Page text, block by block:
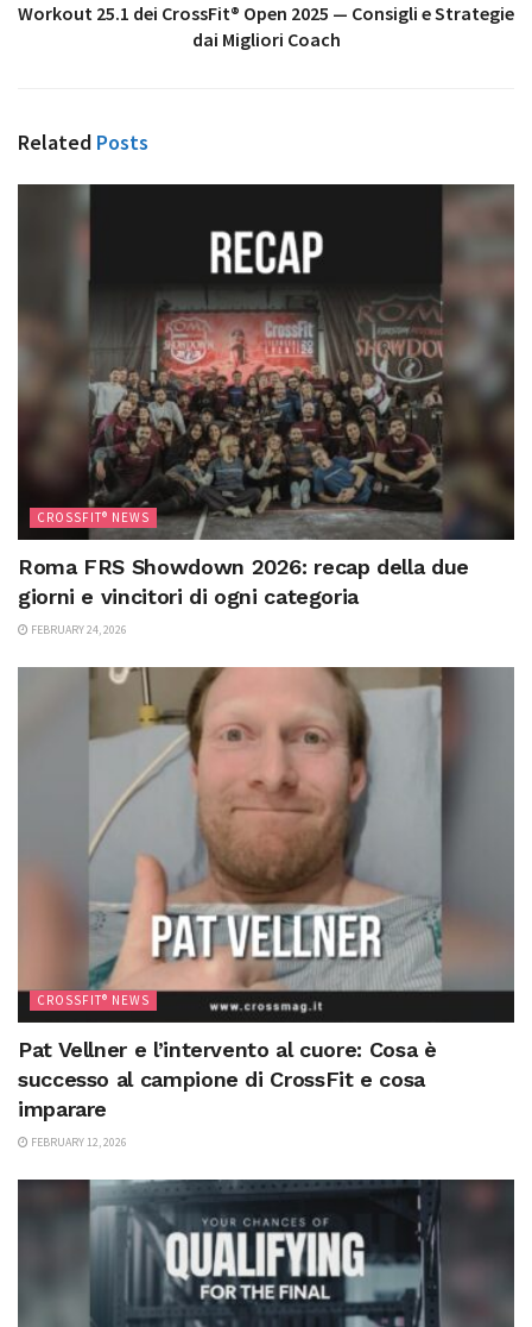
Workout 25.1 dei CrossFit® Open 2025 — Consigli e Strategie
dai Migliori Coach
Related Posts
CROSSFIT® NEWS
Roma FRS Showdown 2026: recap della due
giorni e vincitori di ogni categoria
FEBRUARY 24, 2026
CROSSFIT® NEWS
Pat Vellner e l’intervento al cuore: Cosa è
successo al campione di CrossFit e cosa
imparare
FEBRUARY 12, 2026